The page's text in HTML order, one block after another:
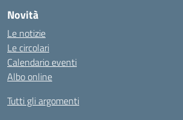
Novità
Le notizie
Le circolari
Calendario eventi
Albo online
Tutti gli argomenti